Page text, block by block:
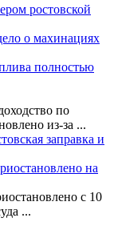
ростовской
о махинациях
полностью
по
из-за ...
заправка и
на
с 10
...